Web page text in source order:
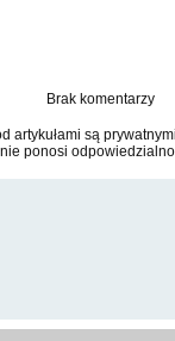
Brak komentarzy
artykułami są
ponosi